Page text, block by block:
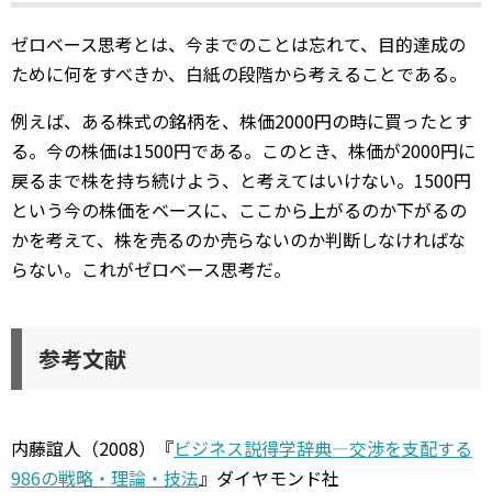
ゼロベース思考とは、今までのことは忘れて、目的達成の
ために何をすべきか、白紙の段階から考えることである。
例えば、ある株式の銘柄を、株価2000円の時に買ったとす
る。今の株価は1500円である。このとき、株価が2000円に
戻るまで株を持ち続けよう、と考えてはいけない。1500円
という今の株価をベースに、ここから上がるのか下がるの
かを考えて、株を売るのか売らないのか判断しなければな
らない。これがゼロベース思考だ。
参考文献
内藤誼人（2008）『ビジネス説得学辞典―交渉を支配する
986の戦略・理論・技法』ダイヤモンド社